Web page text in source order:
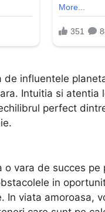
de influentele
Intuitia si
perfect
o vara de succes
in
In viata amoroasa,